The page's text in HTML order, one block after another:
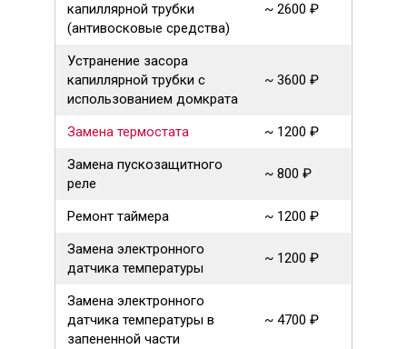
капиллярной трубки
(антивосковые средства)
~ 2600 ₽
Устранение засора
капиллярной трубки с
использованием домкрата
~ 3600 ₽
Замена термостата
~ 1200 ₽
Замена пускозащитного
реле
~ 800 ₽
Ремонт таймера
~ 1200 ₽
Замена электронного
датчика температуры
~ 1200 ₽
Замена электронного
датчика температуры в
запененной части
~ 4700 ₽